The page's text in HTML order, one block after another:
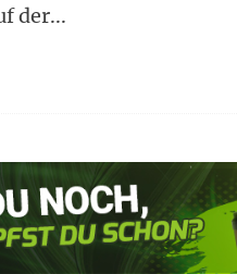
der...